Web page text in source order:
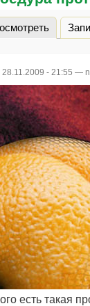
28.11.2009 - 21:55 —
есть такая